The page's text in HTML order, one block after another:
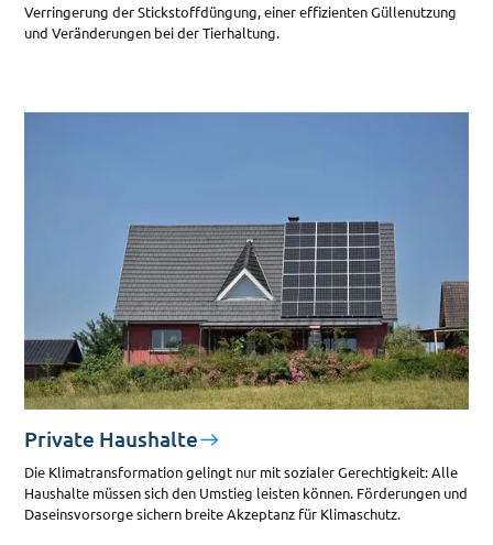
Verringerung der Stickstoffdüngung, einer effizienten Güllenutzung
und Veränderungen bei der Tierhaltung.
Private Haushalte
Die Klimatransformation gelingt nur mit sozialer Gerechtigkeit: Alle
Haushalte müssen sich den Umstieg leisten können. Förderungen und
Daseinsvorsorge sichern breite Akzeptanz für Klimaschutz.